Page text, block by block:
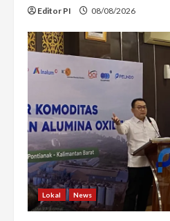
Editor PI 08/08/2026
Lokal News